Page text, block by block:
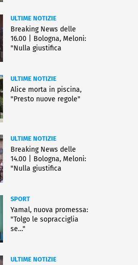
ULTIME NOTIZIE
Breaking News delle
16.00 | Bologna, Meloni:
"Nulla giustifica
ULTIME NOTIZIE
Alice morta in piscina,
"Presto nuove regole"
ULTIME NOTIZIE
Breaking News delle
14.00 | Bologna, Meloni:
"Nulla giustifica
SPORT
Yamal, nuova promessa:
"Tolgo le sopracciglia
se…"
ULTIME NOTIZIE